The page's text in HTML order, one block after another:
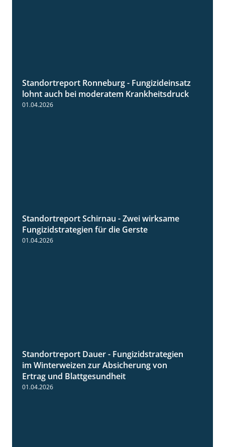
5:04
Standortreport Ronneburg - Fungizideinsatz
lohnt auch bei moderatem Krankheitsdruck
01.04.2026
4:27
Standortreport Schirnau - Zwei wirksame
Fungizidstrategien für die Gerste
01.04.2026
5:10
Standortreport Dauer - Fungizidstrategien
im Winterweizen zur Absicherung von
Ertrag und Blattgesundheit
01.04.2026